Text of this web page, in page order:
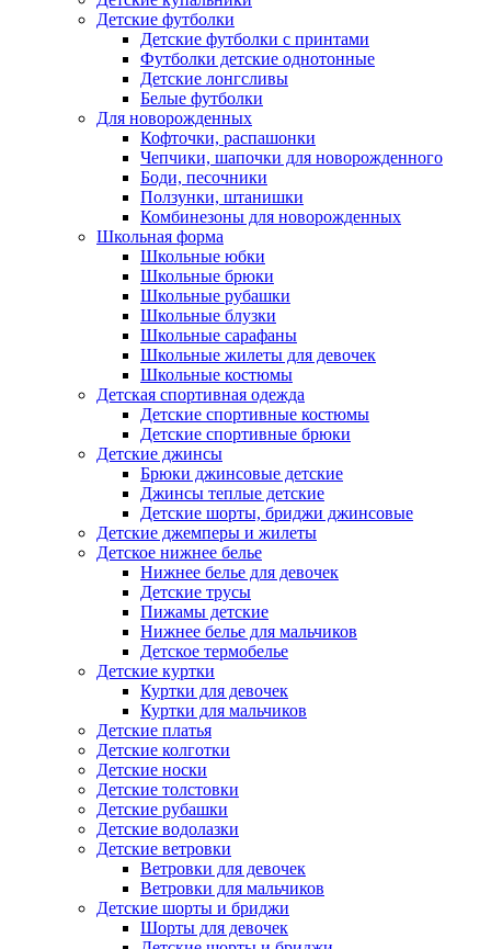
Детские футболки
Детские футболки с принтами
Футболки детские однотонные
Детские лонгсливы
Белые футболки
Для новорожденных
Кофточки, распашонки
Чепчики, шапочки для новорожденного
Боди, песочники
Ползунки, штанишки
Комбинезоны для новорожденных
Школьная форма
Школьные юбки
Школьные брюки
Школьные рубашки
Школьные блузки
Школьные сарафаны
Школьные жилеты для девочек
Школьные костюмы
Детская спортивная одежда
Детские спортивные костюмы
Детские спортивные брюки
Детские джинсы
Брюки джинсовые детские
Джинсы теплые детские
Детские шорты, бриджи джинсовые
Детские джемперы и жилеты
Детское нижнее белье
Нижнее белье для девочек
Детские трусы
Пижамы детские
Нижнее белье для мальчиков
Детское термобелье
Детские куртки
Куртки для девочек
Куртки для мальчиков
Детские платья
Детские колготки
Детские носки
Детские толстовки
Детские рубашки
Детские водолазки
Детские ветровки
Ветровки для девочек
Ветровки для мальчиков
Детские шорты и бриджи
Шорты для девочек